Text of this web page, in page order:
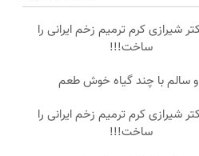
شیرازی کرم ترمیم زخم ایرانی را
ساخت!!!
سالم با چند گیاه خوش طعم
شیرازی کرم ترمیم زخم ایرانی را
ساخت!!!